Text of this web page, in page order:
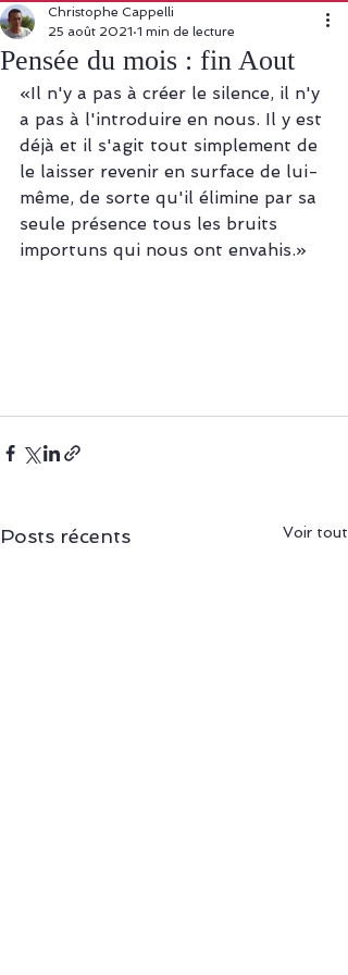
Pensée du mois : fin Aout
Christophe Cappelli
25 août 2021 1 min de lecture
«Il n'y a pas à créer le silence, il n'y
a pas à l'introduire en nous. Il y est
déjà et il s'agit tout simplement de
le laisser revenir en surface de lui-
même, de sorte qu'il élimine par sa
seule présence tous les bruits
importuns qui nous ont envahis.»
Posts récents Voir tout